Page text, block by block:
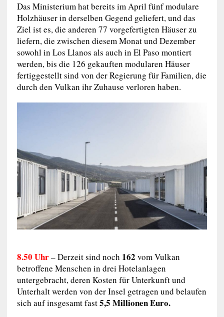
Das Ministerium hat bereits im April fünf modulare
Holzhäuser in derselben Gegend geliefert, und das
Ziel ist es, die anderen 77 vorgefertigten Häuser zu
liefern, die zwischen diesem Monat und Dezember
sowohl in Los Llanos als auch in El Paso montiert
werden, bis die 126 gekauften modularen Häuser
fertiggestellt sind von der Regierung für Familien, die
durch den Vulkan ihr Zuhause verloren haben.
8.50 Uhr– Derzeit sind noch 162 vom Vulkan
betroffene Menschen in drei Hotelanlagen
untergebracht, deren Kosten für Unterkunft und
Unterhalt werden von der Insel getragen und belaufen
sich auf insgesamt fast5,5 Millionen Euro.